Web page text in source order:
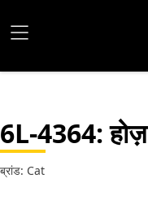
6L-4364: होज़
ब्रांड: Cat